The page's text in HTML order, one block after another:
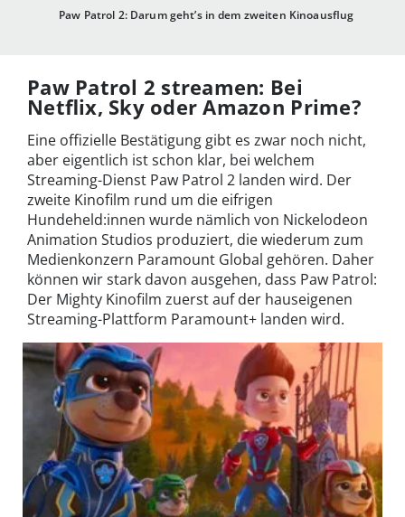
Paw Patrol 2: Darum geht’s in dem zweiten Kinoausflug
Paw Patrol 2 streamen: Bei
Netflix, Sky oder Amazon Prime?
Eine offizielle Bestätigung gibt es zwar noch nicht,
aber eigentlich ist schon klar, bei welchem
Streaming-Dienst Paw Patrol 2 landen wird. Der
zweite Kinofilm rund um die eifrigen
Hundeheld:innen wurde nämlich von Nickelodeon
Animation Studios produziert, die wiederum zum
Medienkonzern Paramount Global gehören. Daher
können wir stark davon ausgehen, dass Paw Patrol:
Der Mighty Kinofilm zuerst auf der hauseigenen
Streaming-Plattform Paramount+ landen wird.